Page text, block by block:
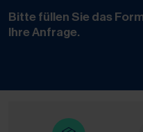
Bitte füllen Sie das
Ihre Anfrage.